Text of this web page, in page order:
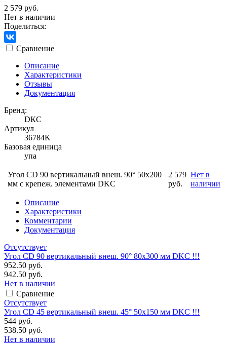
2 579 руб.
Нет в наличии
Поделиться:
Сравнение
Описание
Характеристики
Отзывы
Документация
Бренд:
DКС
Артикул
36784K
Базовая единица
упа
Угол CD 90 вертикальный внеш. 90° 50х200
мм с крепеж. элементами DKC
2 579
руб.
Нет в
наличии
Описание
Характеристики
Комментарии
Документация
Отсутствует
Угол CD 90 вертикальный внеш. 90° 80х300 мм DKC !!!
952.50 руб.
942.50 руб.
Нет в наличии
Сравнение
Отсутствует
Угол CD 45 вертикальный внеш. 45° 50х150 мм DKC !!!
544 руб.
538.50 руб.
Нет в наличии